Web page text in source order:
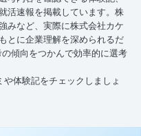
活速報を掲載しています。株
みなど、実際に株式会社カケ
とに企業理解を深められるだ
傾向をつかんで効率的に選考
体験記をチェックしましょ